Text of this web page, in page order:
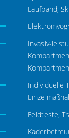
Laufband,
Invasiv-
Individuelle
Feldteste,